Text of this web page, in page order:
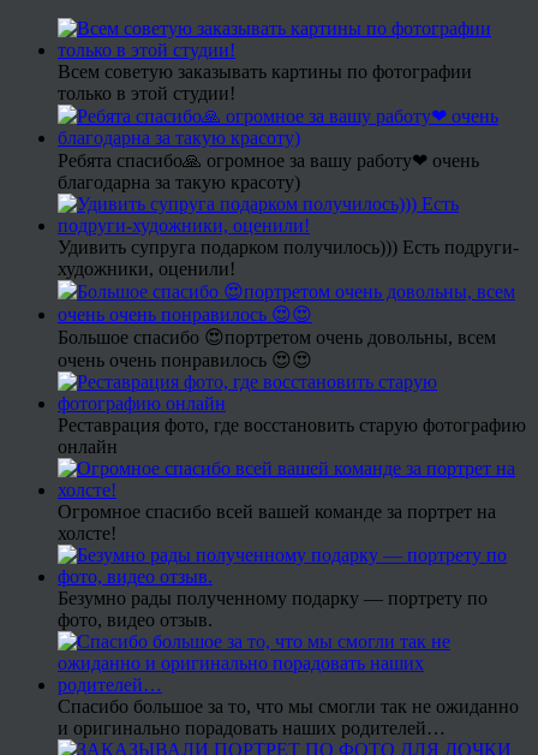
Всем советую заказывать картины по фотографии
только в этой студии!
Ребята спасибо🙏 огромное за вашу работу❤ очень
благодарна за такую красоту)
Удивить супруга подарком получилось))) Есть подруги-
художники, оценили!
Большое спасибо 😍портретом очень довольны, всем
очень очень понравилось 😍😍
Реставрация фото, где восстановить старую фотографию
онлайн
Огромное спасибо всей вашей команде за портрет на
холсте!
Безумно рады полученному подарку — портрету по
фото, видео отзыв.
Спасибо большое за то, что мы смогли так не ожиданно
и оригинально порадовать наших родителей…